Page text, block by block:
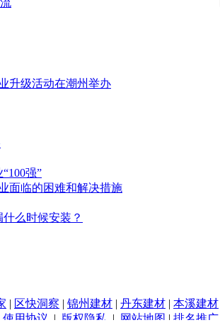
升级活动在潮州举办
强”
面临的困难和解决措施
么时候安装？
| 区快洞察 | 锦州建材 | 丹东建材 | 本溪建材
使用协议 | 版权隐私 | 网站地图 | 排名推广